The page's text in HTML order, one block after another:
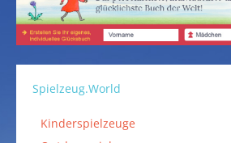
Spielzeug.World
Kinderspielzeuge